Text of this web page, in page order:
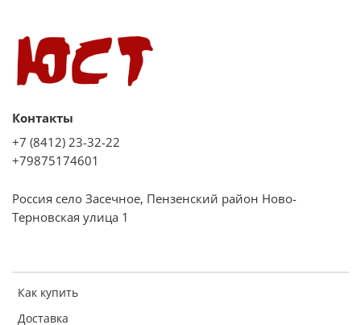
Как купить
Доставка
Контакты
+7 (8412) 23-32-22
+79875174601
Россия село Засечное, Пензенский район Ново-
Терновская улица 1